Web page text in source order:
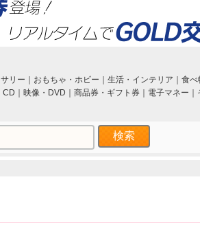
リー おもちゃ・ホビー 生活・インテリア 食べ
CD 映像・DVD 商品券・ギフト券｜ 電子マネー